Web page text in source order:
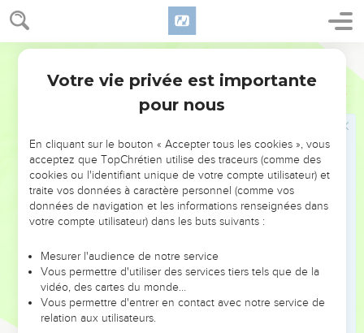
2 Rois 1
cinquantaine avec sa cinquantaine, et ce troisième capitaine
de cinquante hommes monta, et vint, et se courba sur ses
genoux devant Elie, et le supplia, et lui dit : Homme de Dieu,
je te prie que tu fasses cas de ma vie, et de la vie de ces
cinquante hommes tes serviteurs.
deux premiers capitaines de cinquante hommes, avec leurs
cinquantaines ; mais maintenant [je te prie], que tu fasses cas
de ma vie.
Et l'Ange de l'Eternel dit à Elie : Descends avec lui, n'aie
point peur de lui. Il se leva donc, et descendit avec lui vers le
Et lui dit : Ainsi a dit l'Eternel : Parce que tu as envoyé des
messagers pour consulter Bahal-zébub dieu de Hékron,
comme s'il n'y avait point de Dieu en Israël, pour consulter sa
parole : tu ne descendras point du lit sur lequel tu es monté,
Votre vie privée est importante
pour nous
En cliquant sur le bouton « Accepter tous les cookies », vous
acceptez que TopChrétien utilise des traceurs (comme des
cookies ou l'identifiant unique de votre compte utilisateur) et
traite vos données à caractère personnel (comme vos
données de navigation et les informations renseignées dans
votre compte utilisateur) dans les buts suivants :
Mesurer l'audience de notre service
Vous permettre d'utiliser des services tiers tels que de la
vidéo, des cartes du monde…
Vous permettre d'entrer en contact avec notre service de
relation aux utilisateurs.